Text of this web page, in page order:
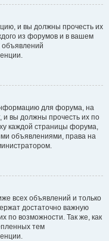
и вы должны прочесть их
из форумов и в вашем
для форума, на
и вы должны прочесть их по
каждой страницы форума,
объявлениями, права на
всех объявлений и только
достаточно важную
по возможности. Так же, как
тем